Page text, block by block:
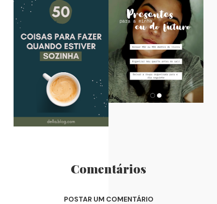
Comentários
POSTAR UM COMENTÁRIO